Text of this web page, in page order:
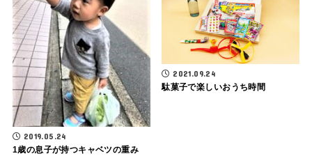
2019.05.24
1歳の息子が持つキャベツの重み
2021.09.24
駄菓子で楽しいおうち時間